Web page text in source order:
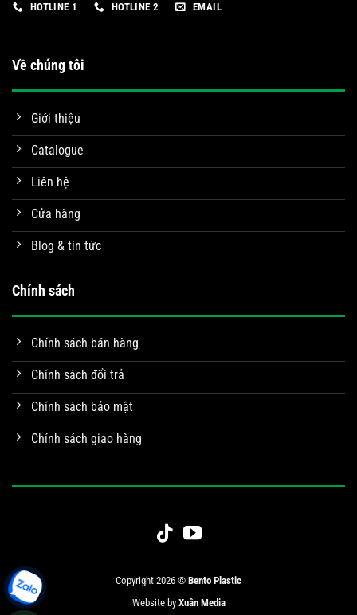
HOTLINE 1 HOTLINE 2 EMAIL
Về chúng tôi
Giới thiệu
Catalogue
Liên hệ
Cửa hàng
Blog & tin tức
Chính sách
Chính sách bán hàng
Chính sách đổi trả
Chính sách bảo mật
Chính sách giao hàng
Copyright 2026 © Bento Plastic
Website by Xuân Media